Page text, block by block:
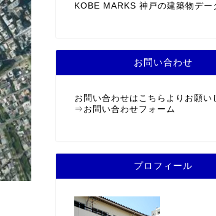
KOBE MARKS 神戸の建築物デー
お問い合わせ
お問い合わせはこちらよりお願い
⇒ お問い合わせフォーム
プロフィール